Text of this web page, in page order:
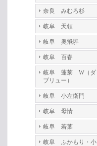
奈良 みむろ杉
岐阜 天領
岐阜 奥飛騨
岐阜 百春
岐阜 蓬莱 W（ダ
ブリュー）
岐阜 小左衛門
岐阜 母情
岐阜 若葉
岐阜 ふかもり・小